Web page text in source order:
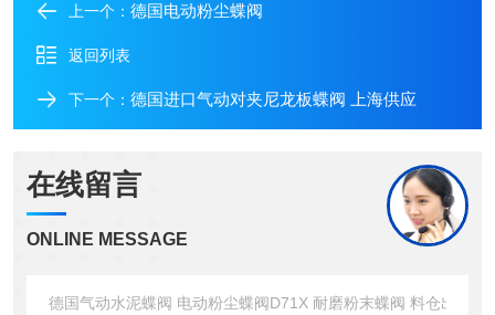
上一个： 德国电动粉尘蝶阀
返回列表
下一个： 德国进口气动对夹尼龙板蝶阀 上海供应
在线留言
ONLINE MESSAGE